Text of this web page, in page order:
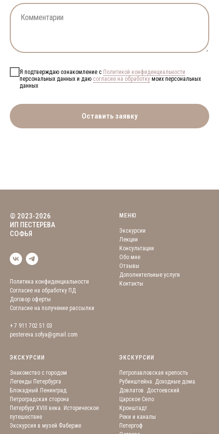
Я подтверждаю ознакомление с Политикой конфиденциальности
персональных данных и даю согласие на обработку моих персональных
данных
Оставить заявку
© 2023-2026
ИП ПЕСТЕРЕВА
СОФЬЯ
Политика конфиденциальности
Согласие на обработку ПД
Договор оферты
Согласие на получение рассылки
+ 7 911 702 51 03
pestereva.sofya@gmail.com
МЕНЮ
Экскурсии
Лекции
Консультации
Обо мне
Отзывы
Дополнительные услуги
Контакты
ЭКСКУРСИИ
Знакомство с городом
Легенды Петербурга
Блокадный Ленинград
Петроградская сторона
Петербург XVIII века. Историческое
путешествие
Экскурсия в музей Фаберже
ЭКСКУРСИИ
Петропавловская крепость
Рубинштейна. Доходные дома.
Довлатов. Достоевский
Царское Село
Кронштадт
Реки и каналы
Петергоф